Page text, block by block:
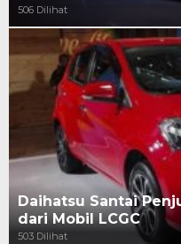
506 Dilihat
Daihatsu Santai
dari Mobil LCGC
503 Dilihat